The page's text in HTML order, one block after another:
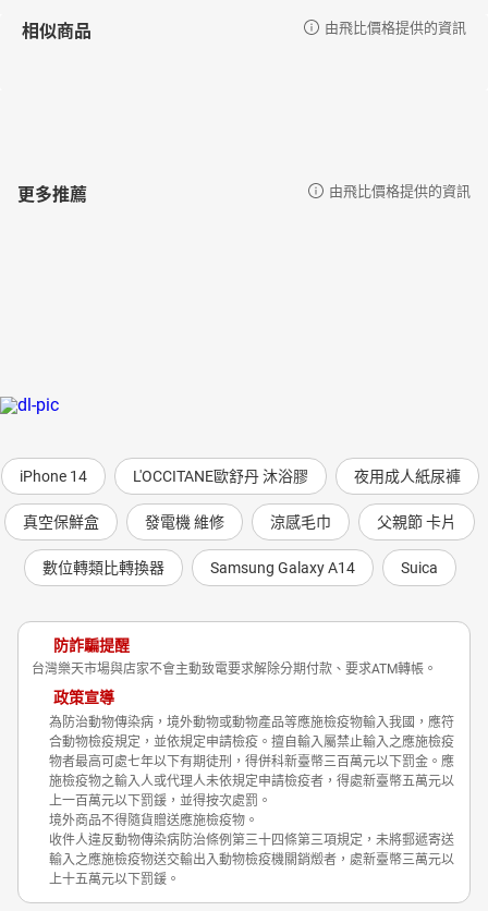
相似商品 由飛比價格提供的資訊
更多推薦 由飛比價格提供的資訊
iPhone 14 L'OCCITANE歐舒丹 沐浴膠 夜用成人紙尿褲
真空保鮮盒 發電機 維修 涼感毛巾 父親節 卡片
數位轉類比轉換器 Samsung Galaxy A14 Suica
防詐騙提醒
台灣樂天市場與店家不會主動致電要求解除分期付款、要求ATM轉帳。
政策宣導
為防治動物傳染病，境外動物或動物產品等應施檢疫物輸入我國，應符
合動物檢疫規定，並依規定申請檢疫。擅自輸入屬禁止輸入之應施檢疫
物者最高可處七年以下有期徒刑，得併科新臺幣三百萬元以下罰金。應
施檢疫物之輸入人或代理人未依規定申請檢疫者，得處新臺幣五萬元以
上一百萬元以下罰鍰，並得按次處罰。
境外商品不得隨貨贈送應施檢疫物。
收件人違反動物傳染病防治條例第三十四條第三項規定，未將郵遞寄送
輸入之應施檢疫物送交輸出入動物檢疫機關銷燬者，處新臺幣三萬元以
上十五萬元以下罰鍰。